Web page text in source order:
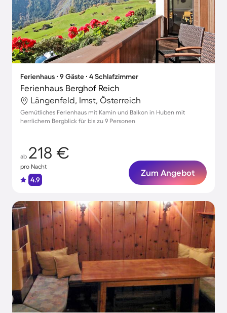
Ferienhaus ∙ 9 Gäste ∙ 4 Schlafzimmer
Ferienhaus Berghof Reich
Längenfeld, Imst, Österreich
Gemütliches Ferienhaus mit Kamin und Balkon in Huben mit
herrlichem Bergblick für bis zu 9 Personen
ab 218 €
pro Nacht
4.9
Zum Angebot